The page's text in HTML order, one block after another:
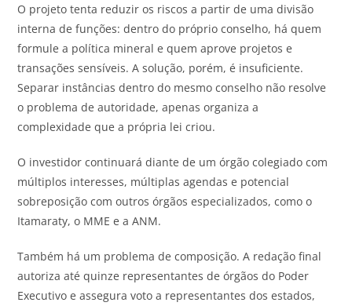
O projeto tenta reduzir os riscos a partir de uma divisão
interna de funções: dentro do próprio conselho, há quem
formule a política mineral e quem aprove projetos e
transações sensíveis. A solução, porém, é insuficiente.
Separar instâncias dentro do mesmo conselho não resolve
o problema de autoridade, apenas organiza a
complexidade que a própria lei criou.
O investidor continuará diante de um órgão colegiado com
múltiplos interesses, múltiplas agendas e potencial
sobreposição com outros órgãos especializados, como o
Itamaraty, o MME e a ANM.
Também há um problema de composição. A redação final
autoriza até quinze representantes de órgãos do Poder
Executivo e assegura voto a representantes dos estados,